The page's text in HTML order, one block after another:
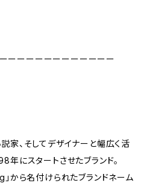
ーーーーーーーーーーーー
家、そしてデザイナーと幅広く活
にスタートさせたブランド。
から名付けられたブランドネーム